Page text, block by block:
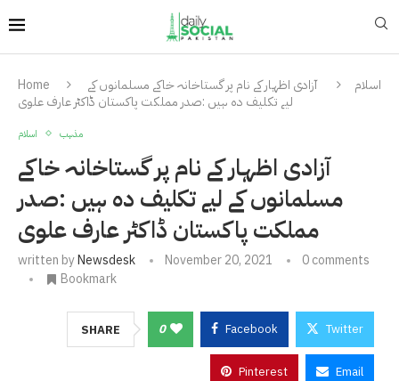
Home اسلام
آزادی اظہار کے نام پر گستاخانہ خاکے مسلمانوں کے
لیے تکلیف دہ ہیں :صدر مملکت پاکستان ڈاکٹر عارف علوی
اسلام مذہب
آزادی اظہار کے نام پر گستاخانہ خاکے
مسلمانوں کے لیے تکلیف دہ ہیں :صدر
مملکت پاکستان ڈاکٹر عارف علوی
written byNewsdesk November 20, 2021
0 comments
Bookmark
SHARE 0 Facebook Twitter
Pinterest Email